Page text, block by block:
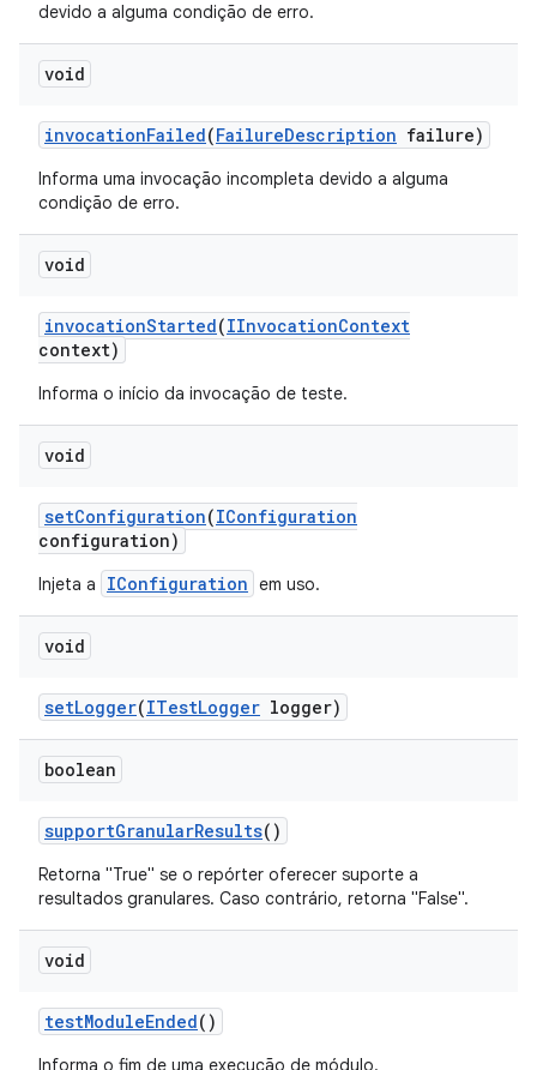
devido a alguma condição de erro.
void
invocationFailed(FailureDescription failure)
Informa uma invocação incompleta devido a alguma
condição de erro.
void
invocationStarted(IInvocationContext
context)
Informa o início da invocação de teste.
void
setConfiguration(IConfiguration
configuration)
Injeta a IConfiguration em uso.
void
setLogger(ITestLogger logger)
boolean
supportGranularResults()
Retorna "True" se o repórter oferecer suporte a
resultados granulares. Caso contrário, retorna "False".
void
testModuleEnded()
Informa o fim de uma execução de módulo.